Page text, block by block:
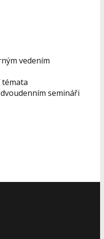
vedením
témata
semináři